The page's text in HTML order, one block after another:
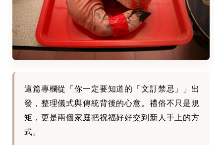
這篇專欄從「你一定要知道的「文訂禁忌」」出
發，整理儀式與傳統背後的心意。禮俗不只是規
矩，更是兩個家庭把祝福好好交到新人手上的方
式。